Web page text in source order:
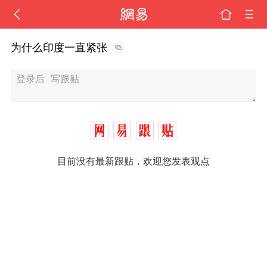
为什么印度一直紧张
目前没有最新跟贴，欢迎您发表观点